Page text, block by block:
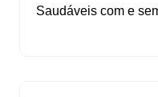
Saudáveis com e